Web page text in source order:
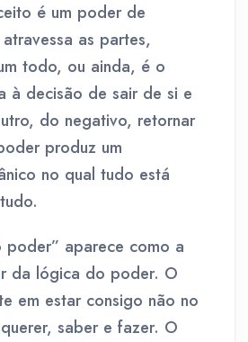
é um poder de
as partes,
todo, ou ainda, é o
à decisão de sair de si e
do negativo, retornar
produz um
no qual tudo está
poder” aparece como a
da lógica do poder. O
em estar consigo não no
saber e fazer. O